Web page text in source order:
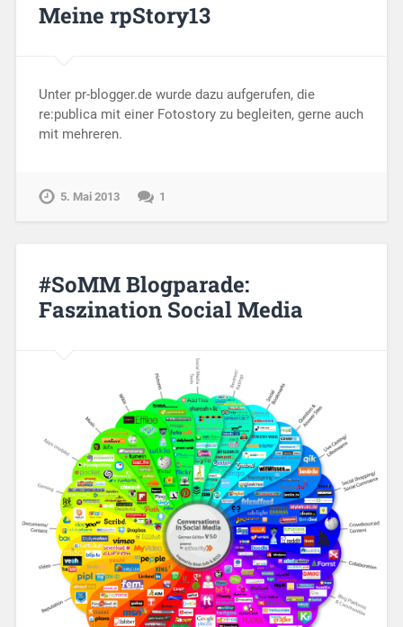
Meine rpStory13
Unter pr-blogger.de wurde dazu aufgerufen, die
re:publica mit einer Fotostory zu begleiten, gerne auch
mit mehreren.
5. Mai 2013 1
#SoMM Blogparade:
Faszination Social Media